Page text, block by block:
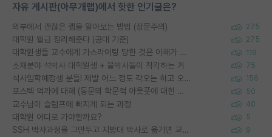
자유 게시판(아무개랩)에서 핫한 인기글은?
외부에서 괜찮은 랩을 알아보는 방법 (장문주의) 275
대학원 월급 정리해준다 (공대 기준) 275
대학원생들 교수에게 가스라이팅 당한 것은 이해가 갑니다. 안타깝네요. 119
소재분야 석박사 대학원생 + 물박사들이 착각하는 거 75
석사입학예정생 분들! 제발 어느 정도 각오는 하고 오세요. 156
포스텍 억까에 대해 (동문의 학문적 아웃풋에 대한 반박) 50
교수님이 슬럼프에 빠지게 되는 과정 40
대학원 어디로 가야할까요? 5
SSH 박사과정을 그만두고 지방대 박사로 옮기면 교수의 꿈은 끝일까요? 9